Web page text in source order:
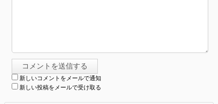
新しいコメントをメールで通知
新しい投稿をメールで受け取る